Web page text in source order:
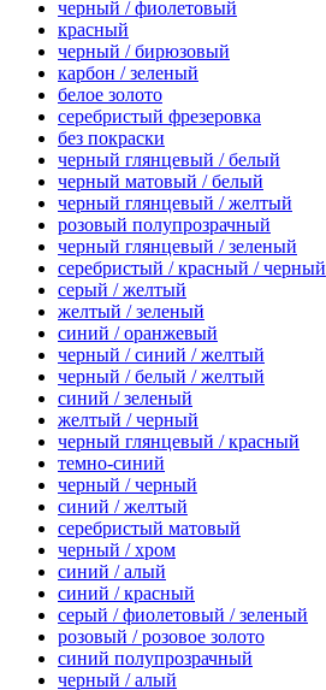
черный / фиолетовый
красный
черный / бирюзовый
карбон / зеленый
белое золото
серебристый фрезеровка
без покраски
черный глянцевый / белый
черный матовый / белый
черный глянцевый / желтый
розовый полупрозрачный
черный глянцевый / зеленый
серебристый / красный / черный
серый / желтый
желтый / зеленый
синий / оранжевый
черный / синий / желтый
черный / белый / желтый
синий / зеленый
желтый / черный
черный глянцевый / красный
темно-синий
черный / черный
синий / желтый
серебристый матовый
черный / хром
синий / алый
синий / красный
серый / фиолетовый / зеленый
розовый / розовое золото
синий полупрозрачный
черный / алый